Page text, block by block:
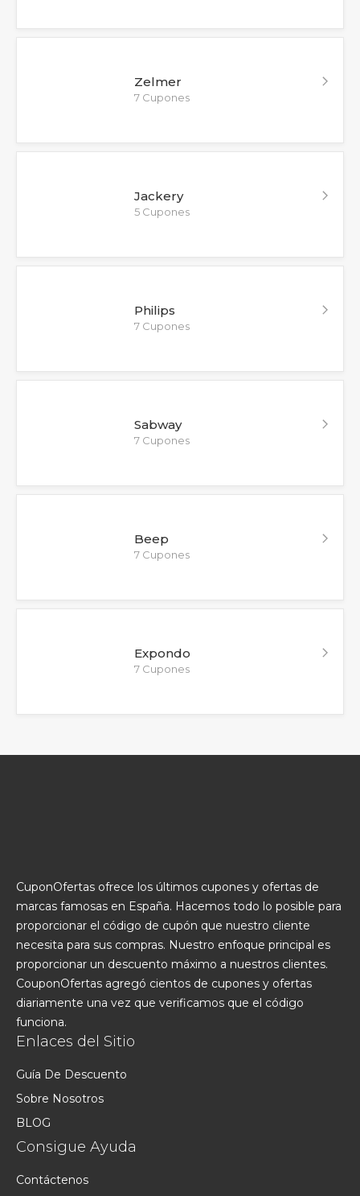
Zelmer
7 Cupones
Jackery
5 Cupones
Philips
7 Cupones
Sabway
7 Cupones
Beep
7 Cupones
Expondo
7 Cupones
CuponOfertas ofrece los últimos cupones y ofertas de
marcas famosas en España. Hacemos todo lo posible para
proporcionar el código de cupón que nuestro cliente
necesita para sus compras. Nuestro enfoque principal es
proporcionar un descuento máximo a nuestros clientes.
CouponOfertas agregó cientos de cupones y ofertas
diariamente una vez que verificamos que el código
funciona.
Enlaces del Sitio
Guía De Descuento
Sobre Nosotros
BLOG
Consigue Ayuda
Contáctenos